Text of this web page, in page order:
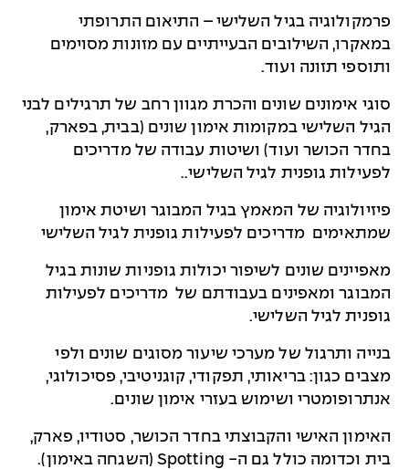
פרמקולוגיה בגיל השלישי – התיאום התרופתי
במאקרו, השילובים הבעייתיים עם מזונות מסוימים
ותוספי תזונה ועוד.
סוגי אימונים שונים והכרת מגוון רחב של תרגילים לבני
הגיל השלישי במקומות אימון שונים (בבית, בפארק,
בחדר הכושר ועוד) ושיטות עבודה של מדריכים
לפעילות גופנית לגיל השלישי..
פיזיולוגיה של המאמץ בגיל המבוגר ושיטת אימון
שמתאימים מדריכים לפעילות גופנית לגיל השלישי
מאפיינים שונים לשיפור יכולות גופניות שונות בגיל
המבוגר ומאפינים בעבודתם של מדריכים לפעילות
גופנית לגיל השלישי.
בנייה ותרגול של מערכי שיעור מסוגים שונים ולפי
מצבים כגון: בריאותי, תפקודי, קוגניטיבי, פסיכולוגי,
אנתרופומטרי ושימוש בעזרי אימון שונים.
האימון האישי והקבוצתי בחדר הכושר, סטודיו, פארק,
בית וכדומה כולל גם ה- Spotting (השגחה באימון).